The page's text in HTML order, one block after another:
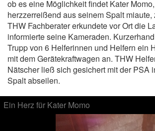
ob es eine Möglichkeit findet Kater
herzzerreißend aus seinem Spalt miaute,
THW Fachberater erkundete vor Ort die
informierte seine Kameraden.
Trupp von 6 Helferinnen und Helfern ein
mit dem Gerätekraftwagen an. THW
Nätscher ließ sich gesichert mit der PSA
Spalt abseilen.
Ein Herz für Kater Momo